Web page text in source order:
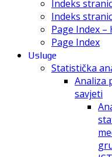
Indeks
Indeks
Page Index –
Page Index
Usluge
Statistička
Analiza
savjeti